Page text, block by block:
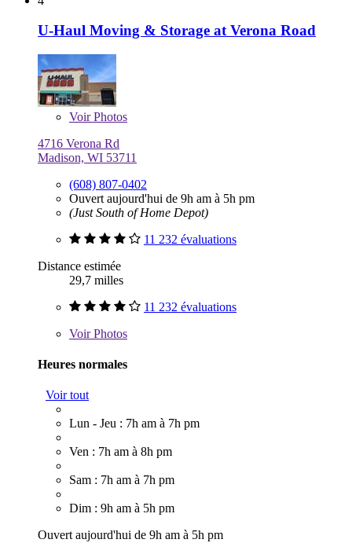
U-Haul Moving & Storage at Verona Road
VoirPhotos
4716 Verona Rd
Madison, WI 53711
(608) 807-0402
Ouvert aujourd'hui de 9h am à 5h pm
(Just South of Home Depot)
11 232 évaluations
Distance estimée
29,7 milles
11 232 évaluations
VoirPhotos
Heures normales
Voir tout
Lun - Jeu : 7h am à 7h pm
Ven : 7h am à 8h pm
Sam : 7h am à 7h pm
Dim : 9h am à 5h pm
Ouvert aujourd'hui de 9h am à 5h pm